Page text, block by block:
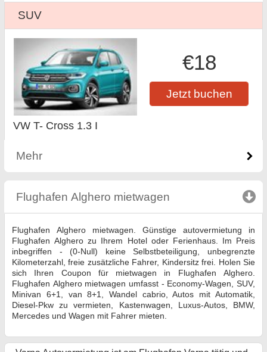
SUV
€18
Jetzt buchen
VW T- Cross 1.3 I
Mehr
Flughafen Аlghero mietwagen click to collapse
Flughafen Аlghero mietwagen. Günstige autovermietung in
Flughafen Аlghero zu Ihrem Hotel oder Ferienhaus. Im Preis
inbegriffen - (0-Null) keine Selbstbeteiligung, unbegrenzte
Kilometerzahl, freie zusätzliche Fahrer, Kindersitz frei. Holen Sie
sich Ihren Coupon für mietwagen in Flughafen Аlghero.
Flughafen Аlghero mietwagen umfasst - Economy-Wagen, SUV,
Minivan 6+1, van 8+1, Wandel cabrio, Autos mit Automatik,
Diesel-Pkw zu vermieten, Kastenwagen, Luxus-Autos, BMW,
Mercedes und Wagen mit Fahrer mieten.